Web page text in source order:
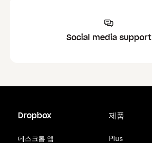
Social media support
Dropbox
데스크톱 앱
제품
Plus